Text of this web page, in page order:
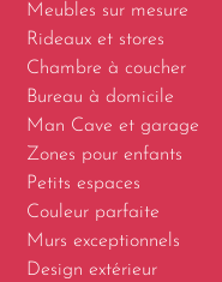
Meubles sur mesure
Rideaux et stores
Chambre à coucher
Bureau à domicile
Man Cave et garage
Zones pour enfants
Petits espaces
Couleur parfaite
Murs exceptionnels
Design extérieur